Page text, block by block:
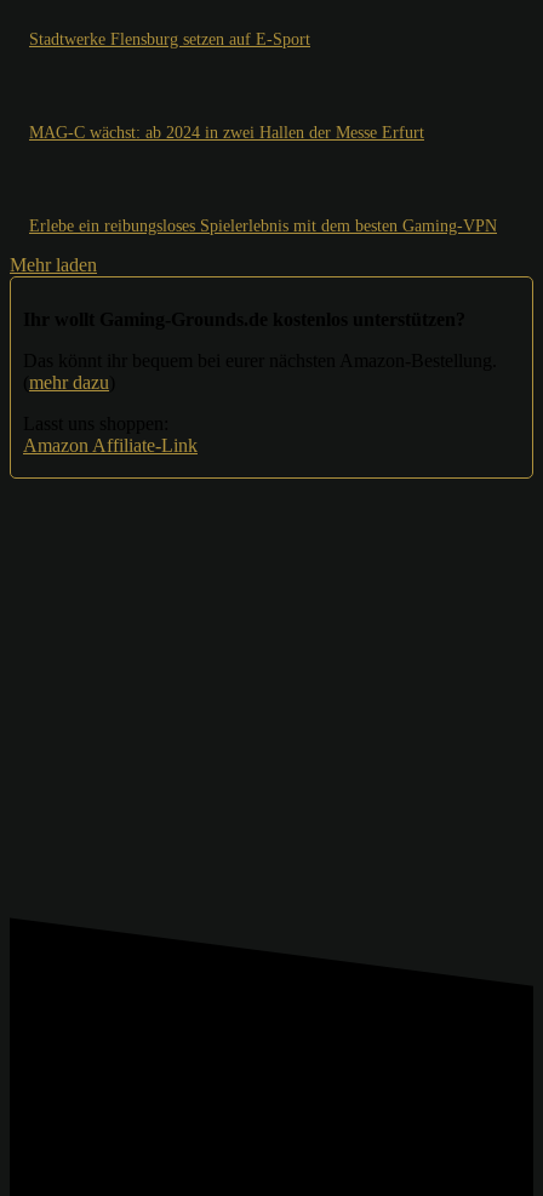
Stadtwerke Flensburg setzen auf E-Sport
MAG-C wächst: ab 2024 in zwei Hallen der Messe Erfurt
Erlebe ein reibungsloses Spielerlebnis mit dem besten Gaming-VPN
Mehr laden
mehr dazu
Amazon Affiliate-Link